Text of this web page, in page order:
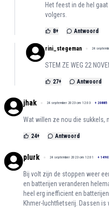
Het feest in de hel
volgers.
8+ Antwoord
rini_stegeman 24
STEM ZE WEG 22
27+ Antwoord
jhak 24 september 2023 om 12:03 + 20885
Wat willen ze nou die sukkels,
24+ Antwoord
plurk 24 september 2023 om 12:01 +
Bij volt zijn de stoppen weer
en batterijen veranderen
heel erg inefficient en
Khmer-luchtfietserij. Dassen